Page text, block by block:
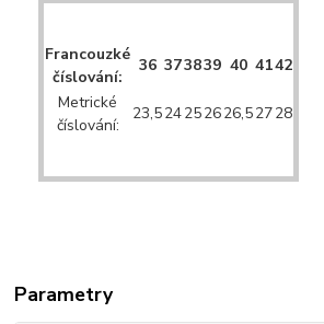
Francouzké
číslování:
36 373839 40 4142
Metrické
číslování:
23,524252626,52728
Parametry